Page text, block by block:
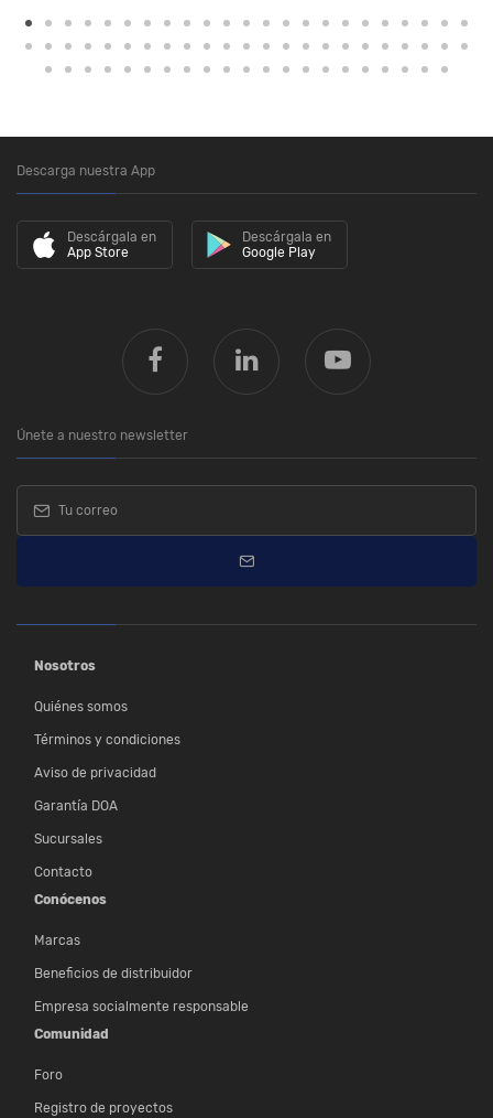
Descarga nuestra App
Descárgala en
App Store
Descárgala en
Google Play
Únete a nuestro newsletter
Nosotros
Quiénes somos
Términos y condiciones
Aviso de privacidad
Garantía DOA
Sucursales
Contacto
Conócenos
Marcas
Beneficios de distribuidor
Empresa socialmente responsable
Comunidad
Foro
Registro de proyectos